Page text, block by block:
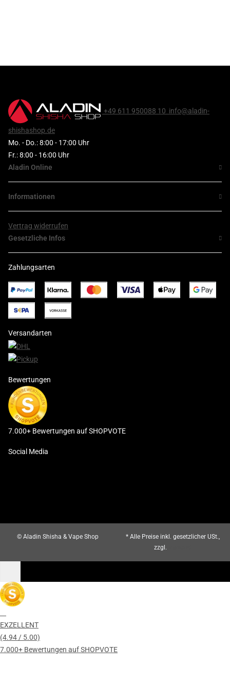
+49 611 950088 10 info@aladin-
shishashop.de
Mo. - Do.: 8:00 - 17:00 Uhr
Fr.: 8:00 - 16:00 Uhr
Aladin Online
Informationen
Vertrag widerrufen
Gesetzliche Infos
Zahlungsarten
Versandarten
Bewertungen
7.000+ Bewertungen auf SHOPVOTE
Social Media
© Aladin Shisha & Vape Shop
* Alle Preise inkl. gesetzlicher USt.,
zzgl.
EXZELLENT
(4.94 / 5.00)
7.000+ Bewertungen auf SHOPVOTE